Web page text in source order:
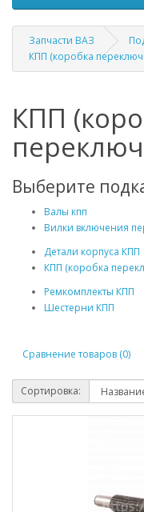
Запчасти ВАЗ
КПП (коробка
КПП
Выберите
Валы кпп
Вилки включения
Детали корпуса КПП
КПП (коробка
Ремкомплекты КПП
Шестерни КПП
Сравнение товаров (0)
Сортировка: